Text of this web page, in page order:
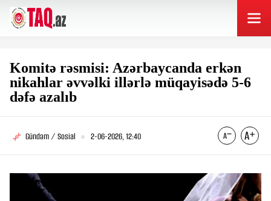
Komitə rəsmisi: Azərbaycanda erkən
nikahlar əvvəlki illərlə müqayisədə 5-6
dəfə azalıb
Gündəm / Sosial 2-06-2026, 12:40